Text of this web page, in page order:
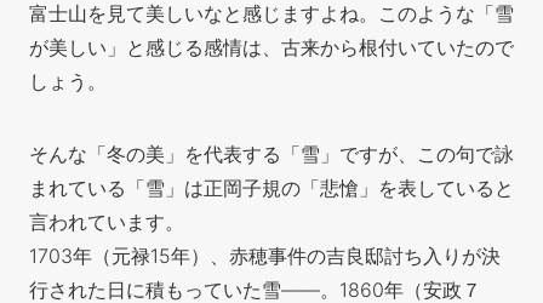
富士山を見て美しいなと感じますよね。このような「雪
が美しい」と感じる感情は、古来から根付いていたので
しょう。
そんな「冬の美」を代表する「雪」ですが、この句で詠
まれている「雪」は正岡子規の「悲愴」を表していると
言われています。
1703年（元禄15年）、赤穂事件の吉良邸討ち入りが決
行された日に積もっていた雪―—。1860年（安政７